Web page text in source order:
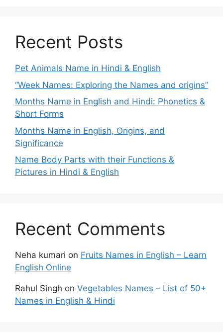
Recent Posts
Pet Animals Name in Hindi & English
“Week Names: Exploring the Names and origins”
Months Name in English and Hindi: Phonetics &
Short Forms
Months Name in English, Origins, and
Significance
Name Body Parts with their Functions &
Pictures in Hindi & English
Recent Comments
Neha kumari on Fruits Names in English – Learn
English Online
Rahul Singh on Vegetables Names – List of 50+
Names in English & Hindi